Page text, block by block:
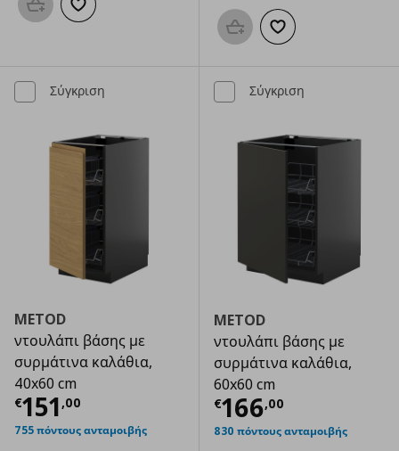
Προσθήκη στο καλάθι
Προσθήκη στα αγαπημένα
Προσθήκη στο καλάθι
Προσθήκη στα
Σύγκριση
METOD
ντουλάπι βάσης με
συρμάτινα καλάθια,
40x60 cm
€151 ,00
Τρέχουσα τιμή € 151,00
755 πόντους ανταμοιβής
Σύγκριση
METOD
ντουλάπι βάσης με
συρμάτινα καλάθια,
60x60 cm
€166,00
Τρέχουσα
830 πόντους ανταμοιβής